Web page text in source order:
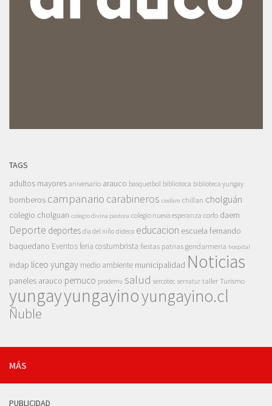
TAGS
adultos mayores aniversario arauco basquetbol biblioteca biblioteca yungay
bomberos campanario carabineros cesfam chillan cholguán
colegio cholguan colegio divina pastora colegio nueva esperanza corfo daem
Deporte deportes dia del niño dideco educacion escuela fernando
baquedano Eventosferia costumbrista fiestas patrias gendarmeria hospital
indap liceo yungay medio ambiente municipalidad Noticias
paneles arauco pemuco prodemu salud sercotec sernatur taller Turismo
yungayyungayinoyungayino.cl
Ñuble
MÁS
PUBLICIDAD